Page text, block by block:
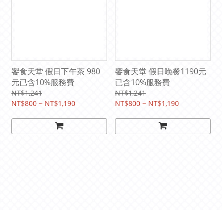
饗食天堂 假日下午茶 980
元已含10%服務費
NT$1,241
NT$800 ~ NT$1,190
饗食天堂 假日晚餐1190元
已含10%服務費
NT$1,241
NT$800 ~ NT$1,190